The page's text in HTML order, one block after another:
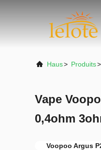
Haus> Produits>
Vape
0,4ohm
Voopoo Argus